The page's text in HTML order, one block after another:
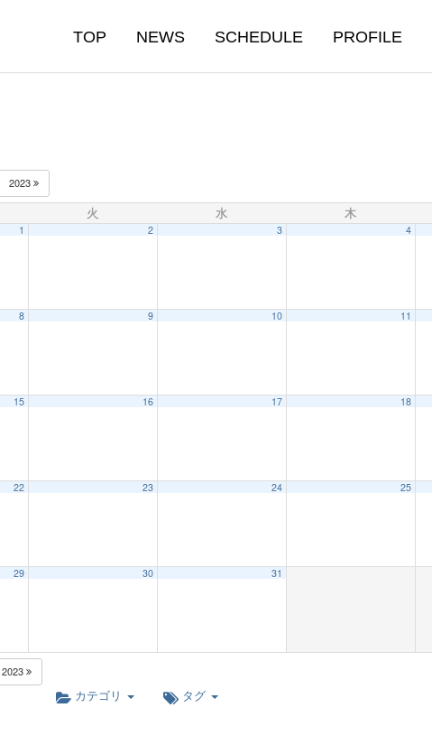
TOP NEWS SCHEDULE PROFILE
2023
火 水 木
1 2 3 4
8 9 10 11
15 16 17 18
22 23 24 25
29 30 31
2023
カテゴリ タグ